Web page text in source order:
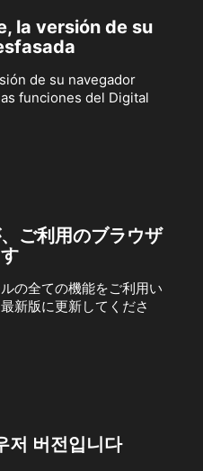
la versión de su
de su navegador
funciones del Digital
ご利用のブラウザ
の全ての機能をご利用い
新版に更新してくださ
저 버전입니다